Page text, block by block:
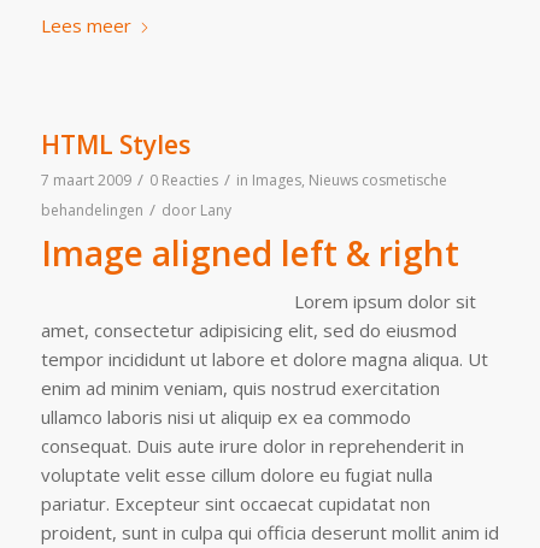
Lees meer
HTML Styles
7 maart 2009 / 0 Reacties / in Images, Nieuws cosmetische
behandelingen / door Lany
Image aligned left & right
Lorem ipsum dolor sit
amet, consectetur adipisicing elit, sed do eiusmod
tempor incididunt ut labore et dolore magna aliqua. Ut
enim ad minim veniam, quis nostrud exercitation
ullamco laboris nisi ut aliquip ex ea commodo
consequat. Duis aute irure dolor in reprehenderit in
voluptate velit esse cillum dolore eu fugiat nulla
pariatur. Excepteur sint occaecat cupidatat non
proident, sunt in culpa qui officia deserunt mollit anim id